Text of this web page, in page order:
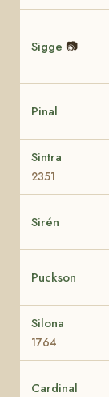
Sigge 📷
Pinal
Sintra
2351
Sirén
Puckson
Silona
1764
Cardinal